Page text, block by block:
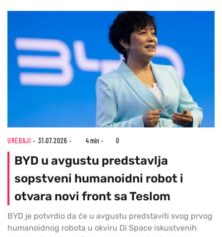
UREĐAJI 31.07.2026 4 min 0
BYD u avgustu predstavlja
sopstveni humanoidni robot i
otvara novi front sa Teslom
BYD je potvrdio da će u avgustu predstaviti svog prvog
humanoidnog robota u okviru Di Space iskustvenih